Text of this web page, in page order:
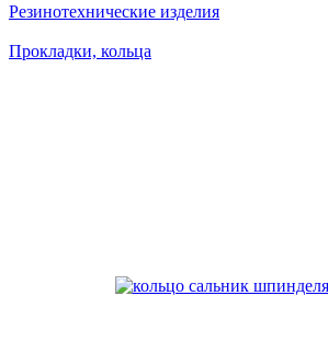
Резинотехнические изделия
Прокладки, кольца